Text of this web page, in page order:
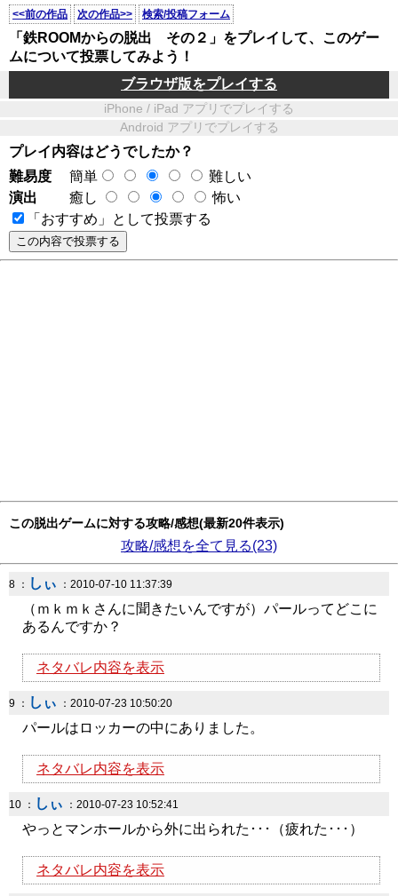
<<前の作品 次の作品>> 検索/投稿フォーム
「鉄ROOMからの脱出 その２」をプレイして、このゲー
ムについて投票してみよう！
ブラウザ版をプレイする
iPhone / iPad アプリでプレイする
Android アプリでプレイする
プレイ内容はどうでしたか？
難易度
簡単
難しい
演出
癒し
怖い
「おすすめ」として投票する
この脱出ゲームに対する攻略/感想(最新20件表示)
攻略/感想を全て見る(23)
8 ： しぃ ：2010-07-10 11:37:39
（ｍｋｍｋさんに聞きたいんですが）パールってどこに
あるんですか？
ネタバレ内容を表示
9 ： しぃ ：2010-07-23 10:50:20
パールはロッカーの中にありました。
ネタバレ内容を表示
10 ： しぃ ：2010-07-23 10:52:41
やっとマンホールから外に出られた･･･（疲れた･･･）
ネタバレ内容を表示